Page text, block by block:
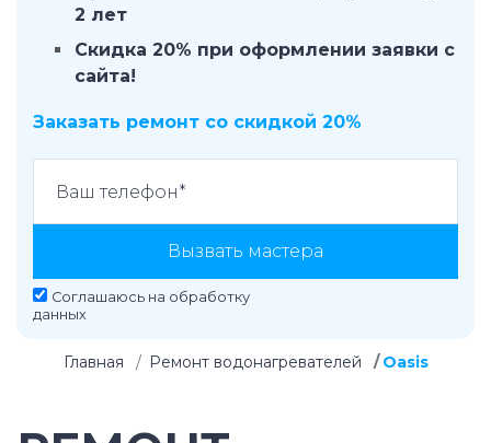
2 лет
Скидка 20% при оформлении заявки с
сайта!
Заказать ремонт со скидкой 20%
Вызвать мастера
Соглашаюсь на обработку
данных
Главная Ремонт водонагревателей Oasis